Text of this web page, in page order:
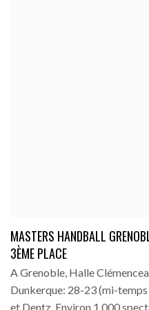
MASTERS HANDBALL
3ÈME PLACE
A Grenoble, Halle
Dunkerque: 28-23 (mi-
et Dentz. Environ 1 000